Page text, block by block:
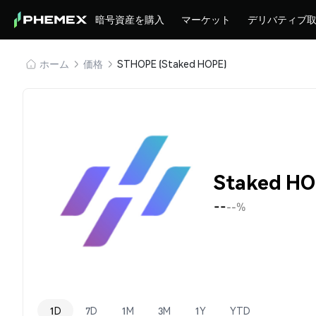
暗号資産を購入 マーケット デリバティブ
ホーム 価格 STHOPE (Staked HOPE)
Staked
----%
1D 7D 1M 3M 1Y YTD